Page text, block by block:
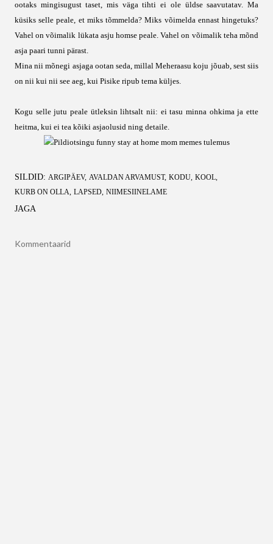
ootaks mingisugust taset, mis väga tihti ei ole üldse saavutatav. Ma
küsiks selle peale, et miks tõmmelda? Miks võimelda ennast hingetuks?
Vahel on võimalik lükata asju homse peale. Vahel on võimalik teha mõnd
asja paari tunni pärast.
Mina nii mõnegi asjaga ootan seda, millal Meheraasu koju jõuab, sest siis
on nii kui nii see aeg, kui Pisike ripub tema küljes.
Kogu selle jutu peale ütleksin lihtsalt nii: ei tasu minna ohkima ja ette
heitma, kui ei tea kõiki asjaolusid ning detaile.
SILDID: ARGIPÄEV AVALDAN ARVAMUST KODU KOOL
KURB ON OLLA LAPSED NIIMESIINELAME
JAGA
Kommentaarid